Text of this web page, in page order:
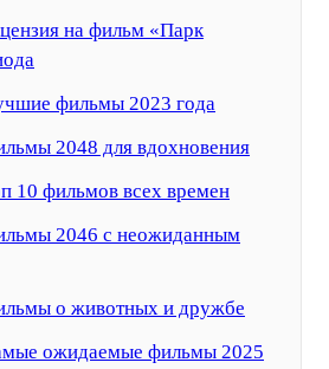
на фильм «Парк
фильмы 2023 года
2048 для вдохновения
10 фильмов всех времен
2046 с неожиданным
о животных и дружбе
ожидаемые фильмы 2025